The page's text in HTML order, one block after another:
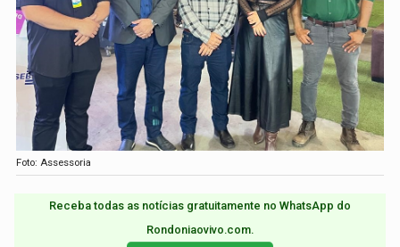
Foto: Assessoria
Receba todas as notícias gratuitamente no WhatsApp do
Rondoniaovivo.com.​